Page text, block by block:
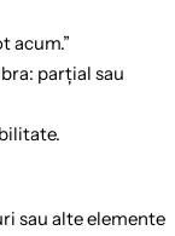
acum.”
parțial sau
sau alte elemente